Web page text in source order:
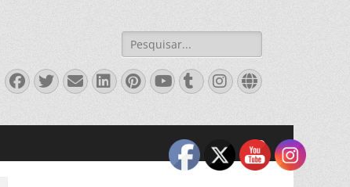
Pesquisar
por:
Facebook
Twitter
EmailLinkedIn
Pinterest
YouTube
Tumblr
Instagram
Website
Pesquisar